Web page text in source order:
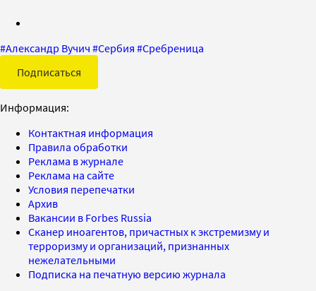
#Александр Вучич #Сербия #Сребреница
Подписаться
Информация:
Контактная информация
Правила обработки
Реклама в журнале
Реклама на сайте
Условия перепечатки
Архив
Вакансии в Forbes Russia
Сканер иноагентов, причастных к экстремизму и
терроризму и организаций, признанных
нежелательными
Подписка на печатную версию журнала